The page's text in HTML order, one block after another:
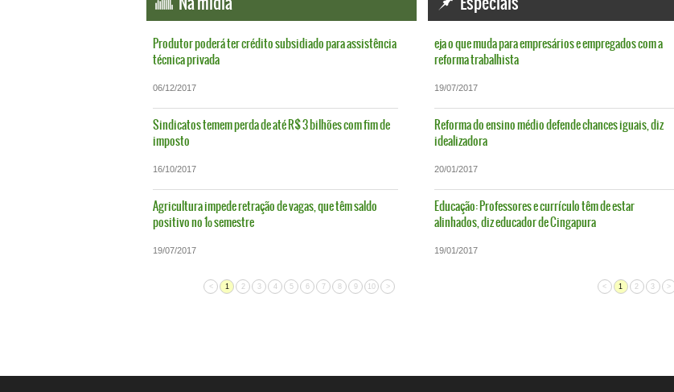
Produtor poderá ter crédito subsidiado para assistência
técnica privada
06/12/2017
Sindicatos temem perda de até R$ 3 bilhões com fim de
imposto
16/10/2017
Agricultura impede retração de vagas, que têm saldo
positivo no 1º semestre
19/07/2017
< 1 2 3 4 5 6 7 8 9 10 >
eja o que muda para empresários e empregados com a
reforma trabalhista
19/07/2017
Reforma do ensino médio defende chances iguais, diz
idealizadora
20/01/2017
Educação: Professores e currículo têm de estar
alinhados, diz educador de Cingapura
19/01/2017
< 1 2 3 >